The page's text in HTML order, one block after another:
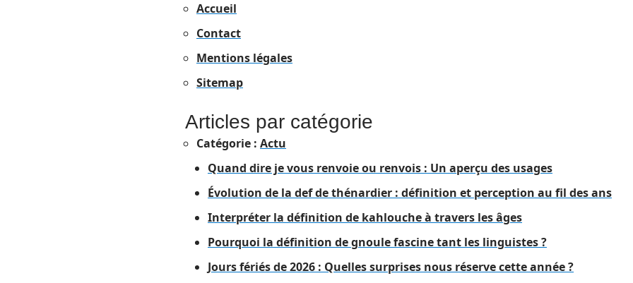
Accueil
Contact
Mentions légales
Sitemap
Articles par catégorie
Catégorie : Actu
Quand dire je vous renvoie ou renvois : Un aperçu des usages
Évolution de la def de thénardier : définition et perception au fil des ans
Interpréter la définition de kahlouche à travers les âges
Pourquoi la définition de gnoule fascine tant les linguistes ?
Jours fériés de 2026 : Quelles surprises nous réserve cette année ?